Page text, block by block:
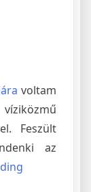
voltam
Feszült
az